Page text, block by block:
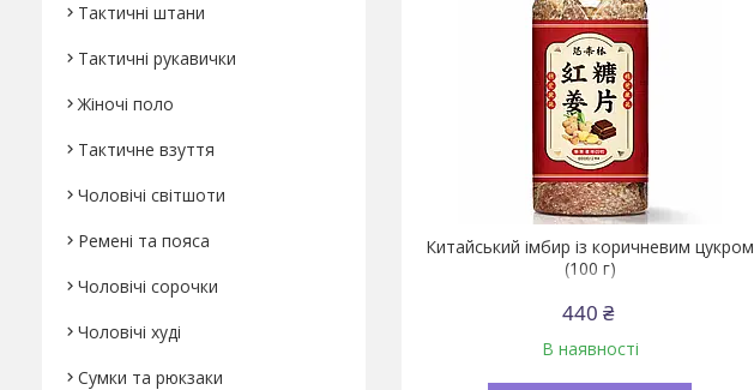
Китайський імбир із коричневим цукром
(100 г)
440 ₴
В наявності
Тактичні штани
Тактичні рукавички
Жіночі поло
Тактичне взуття
Чоловічі світшоти
Ремені та пояса
Чоловічі сорочки
Чоловічі худі
Сумки та рюкзаки